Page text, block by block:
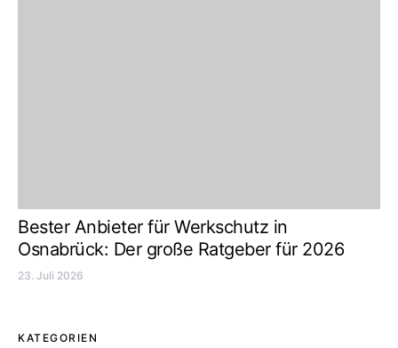
Bester Anbieter für Werkschutz in
Osnabrück: Der große Ratgeber für 2026
23. Juli 2026
KATEGORIEN